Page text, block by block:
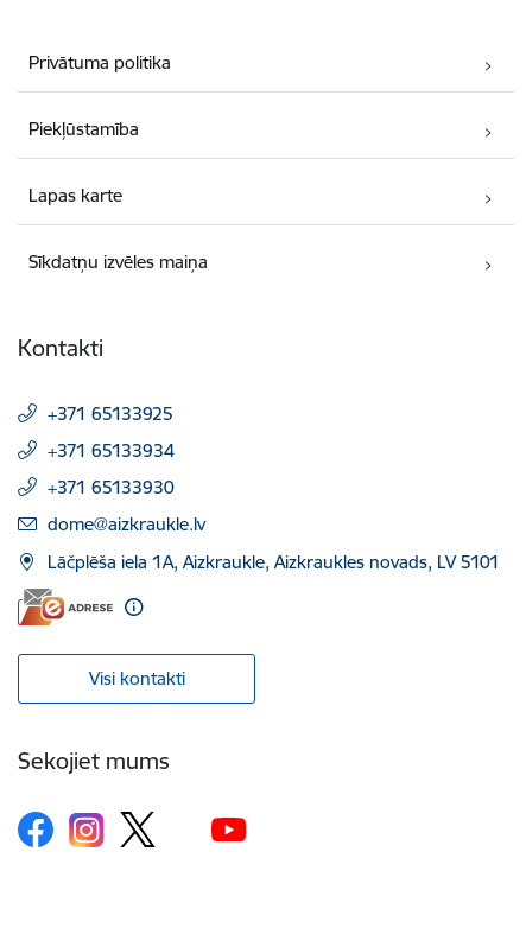
Privātuma politika
Piekļūstamība
Lapas karte
Sīkdatņu izvēles maiņa
Kontakti
+371 65133925
+371 65133934
+371 65133930
E-pasts:
dome@aizkraukle.lv
Lāčplēša iela 1A, Aizkraukle, Aizkraukles novads, LV 5101
Visi kontakti
Sekojiet mums